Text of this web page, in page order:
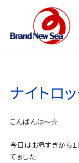
ナイトロ
こんばんは～☆
今日はお昼すぎから１
てました